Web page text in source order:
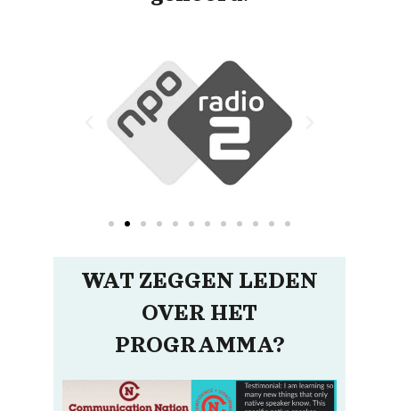
WAT ZEGGEN LEDEN
OVER HET
PROGRAMMA?